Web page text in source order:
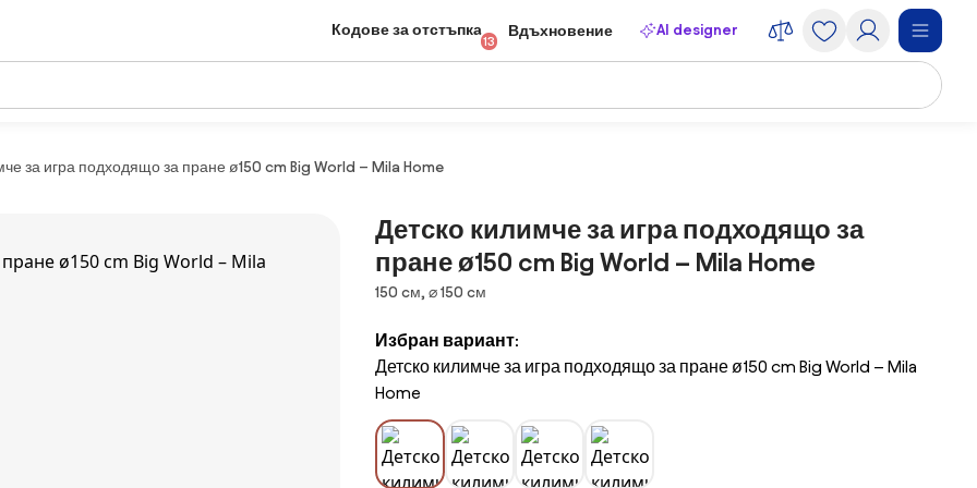
Кодове за отстъпка
13
Вдъхновение AI designer
за игра подходящо за пране ø150 cm Big World – Mila Home
Детско килимче за игра подходящо за
пране ø150 cm Big World – Mila Home
Размери
150 cм, ⌀ 150 cм
Избран вариант:
Детско килимче за игра подходящо за пране ø150 cm Big World – Mila
Home